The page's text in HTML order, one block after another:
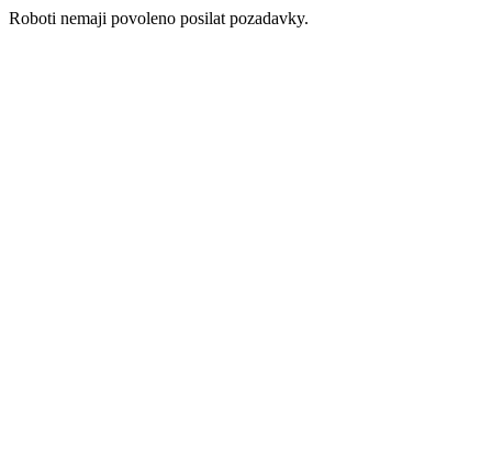
Roboti nemaji povoleno posilat pozadavky.